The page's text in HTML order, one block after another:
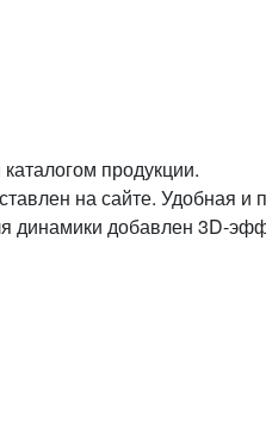
продукции.
на сайте. Удобная
динамики добавлен 3D-